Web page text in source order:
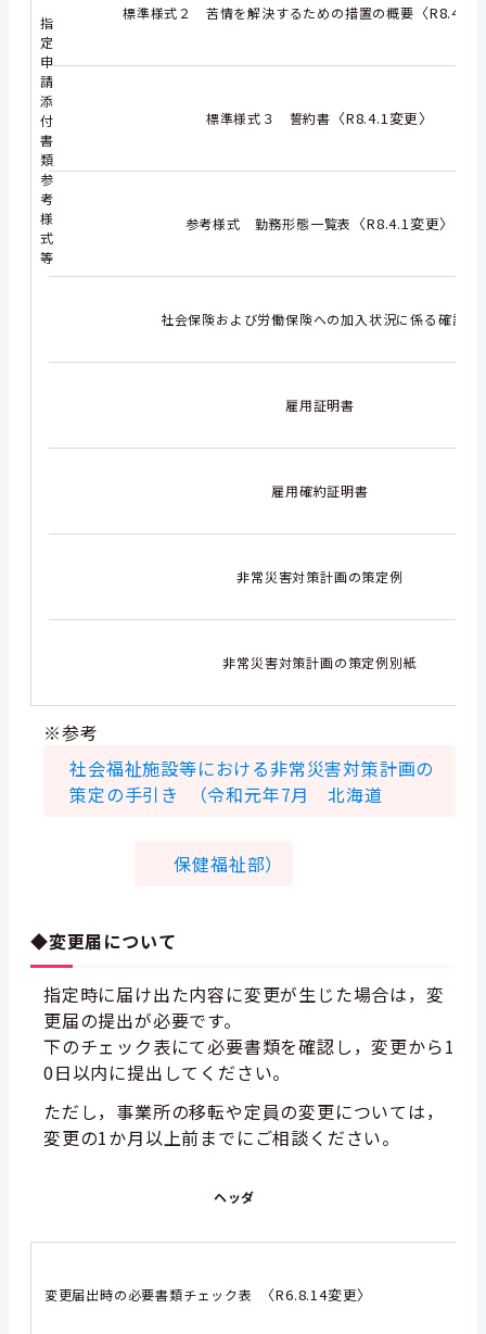
指
定
申
請
添
付
書
類
参
考
様
式
等
標準様式２ 苦情を解決するための措置の概要 〈R8.4.1
標準様式３ 誓約書 〈R8.4.1変更〉
参考様式 勤務形態一覧表 〈R8.4.1変更〉
社会保険および労働保険への加入状況に係る確認票
雇用証明書
雇用確約証明書
非常災害対策計画の策定例
非常災害対策計画の策定例別紙
※参考
社会福祉施設等における非常災害対策計画の
策定の手引き （令和元年7月 北海道
保健福祉部）
◆変更届について
指定時に届け出た内容に変更が生じた場合は，変
更届の提出が必要です。
下のチェック表にて必要書類を確認し，変更から1
0日以内に提出してください。
ただし，事業所の移転や定員の変更については，
変更の1か月以上前までにご相談ください。
ヘッダ
変更届出時の必要書類チェック表 〈R6.8.14変更〉